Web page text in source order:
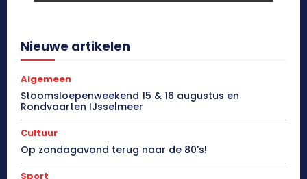
Nieuwe artikelen
Algemeen
Stoomsloepenweekend 15 & 16 augustus en
Rondvaarten IJsselmeer
Cultuur
Op zondagavond terug naar de 80’s!
Sport